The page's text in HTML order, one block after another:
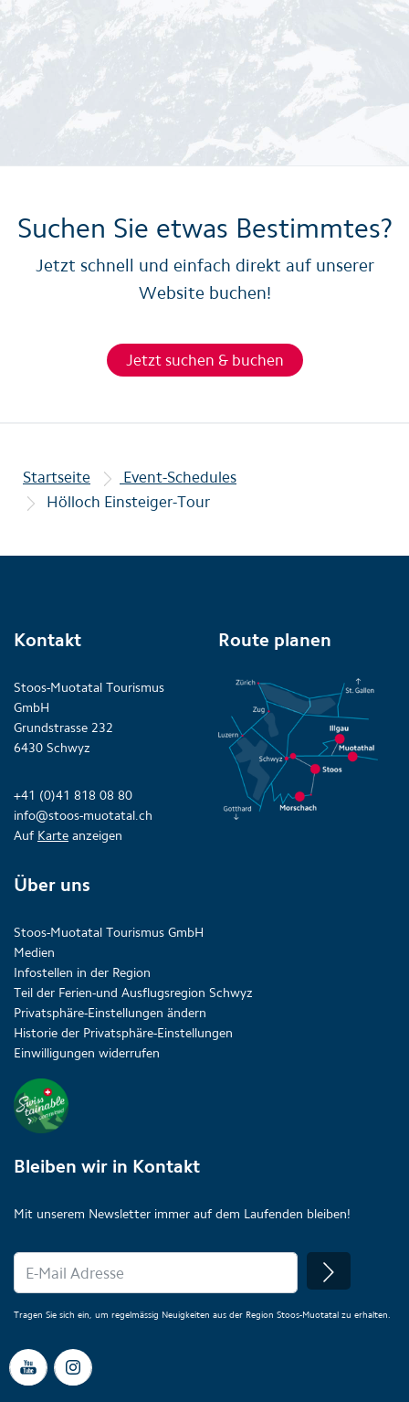
Suchen Sie etwas Bestimmtes?
Jetzt schnell und einfach direkt auf unserer
Website buchen!
Jetzt suchen & buchen
Startseite
Event-Schedules
Hölloch Einsteiger-Tour
Kontakt
Stoos-Muotatal Tourismus
GmbH
Grundstrasse 232
6430 Schwyz
+41 (0)41 818 08 80
info@stoos-muotatal.ch
Auf Karte anzeigen
Route planen
Über uns
Stoos-Muotatal Tourismus GmbH
Medien
Infostellen in der Region
Teil der Ferien-und Ausflugsregion Schwyz
Privatsphäre-Einstellungen ändern
Historie der Privatsphäre-Einstellungen
Einwilligungen widerrufen
Bleiben wir in Kontakt
Mit unserem Newsletter immer auf dem Laufenden bleiben!
Tragen Sie sich ein, um regelmässig Neuigkeiten aus der Region Stoos-Muotatal zu erhalten.